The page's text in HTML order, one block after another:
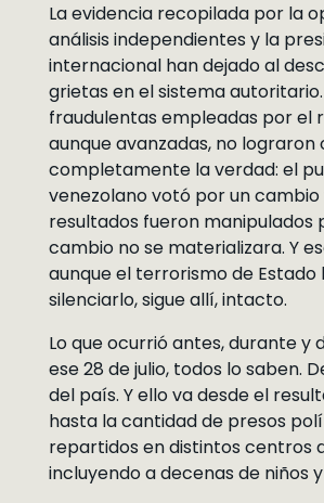
La evidencia recopilada por la
análisis independientes y la
internacional han dejado al
grietas en el sistema
fraudulentas empleadas por el
aunque avanzadas, no lograron
completamente la verdad: el
venezolano votó por un cambio
resultados fueron manipulados
cambio no se materializara. Y
aunque el terrorismo de Estado
silenciarlo, sigue allí, intacto.
Lo que ocurrió antes, durante y
ese 28 de julio, todos lo saben.
del país. Y ello va desde el
hasta la cantidad de presos
repartidos en distintos centros
incluyendo a decenas de niños